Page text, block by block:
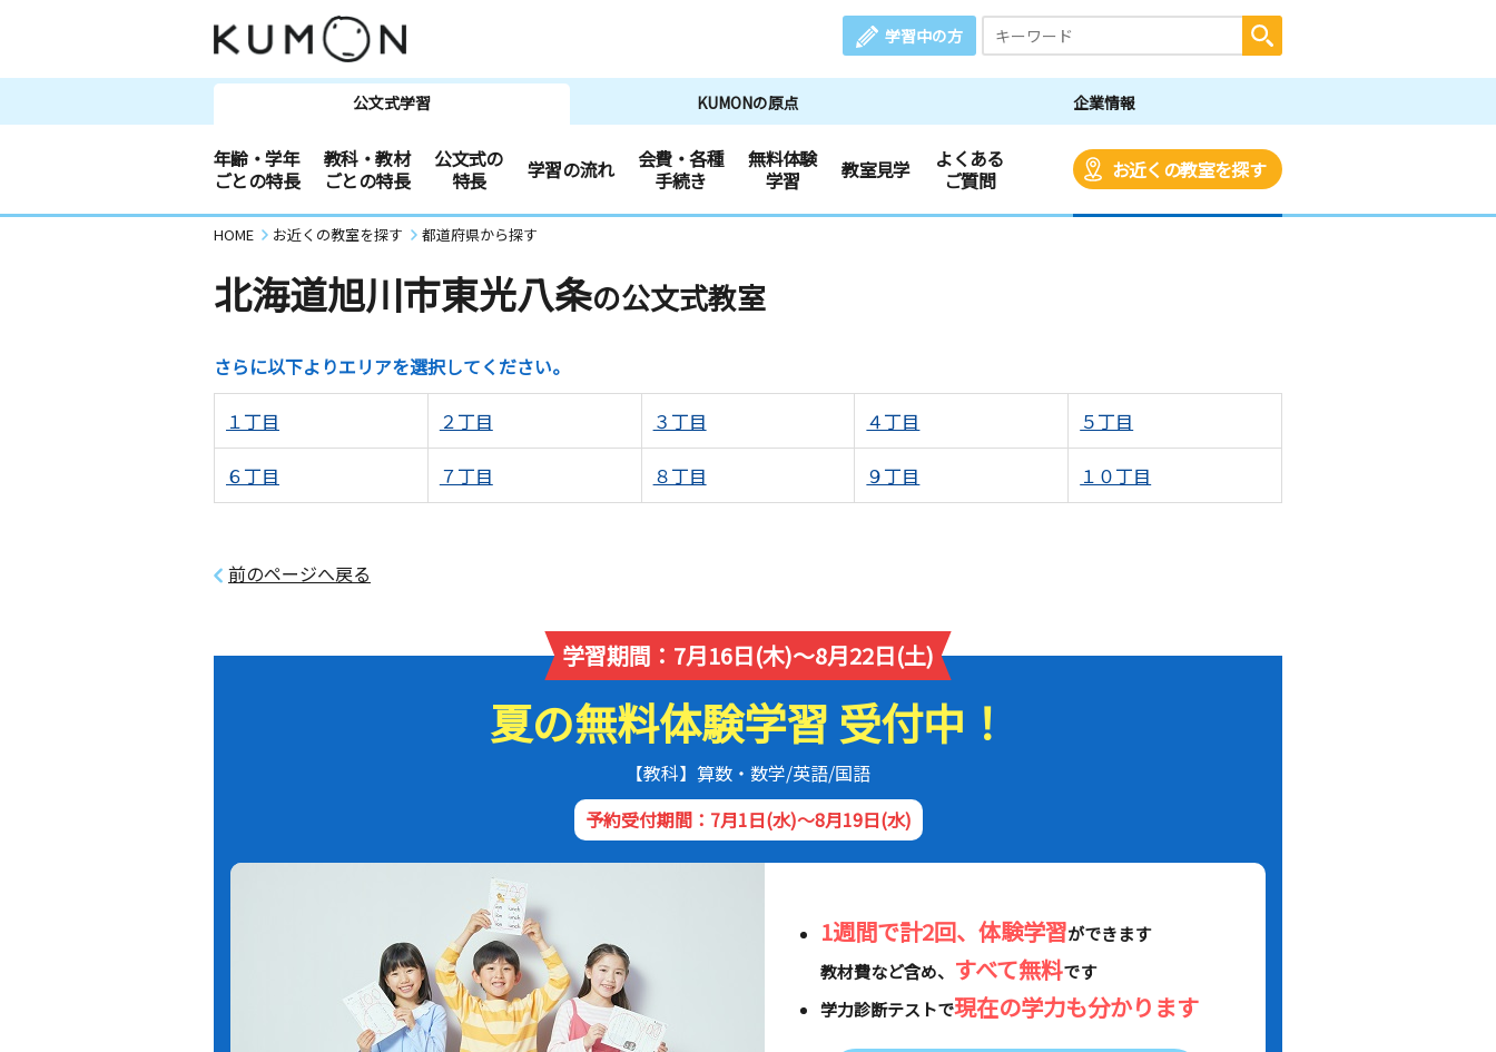
学習中の方
公文式学習 KUMONの原点 企業情報
年齢・学年
ごとの特長
教科・教材
ごとの特長
公文式の
特長
学習の流れ
会費・各種
手続き
無料体験
学習
教室見学
よくある
ご質問
お近くの教室を探す
HOME お近くの教室を探す 都道府県から探す
北海道旭川市東光八条の公文式教室
さらに以下よりエリアを選択してください。
１丁目 ２丁目 ３丁目 ４丁目 ５丁目
６丁目 ７丁目 ８丁目 ９丁目 １０丁目
前のページへ戻る
学習期間：7月16日(木)～8月22日(土)
夏の無料体験学習 受付中！
【教科】算数・数学/英語/国語
予約受付期間：7月1日(水)～8月19日(水)
1週間で計2回、体験学習ができます
教材費など含め、 すべて無料です
学力診断テストで現在の学力も分かります